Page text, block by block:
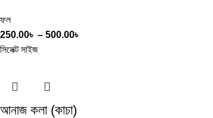
ফল
250.00৳ – 500.00৳
সিলেক্ট সাইজ
আনাজ কলা (কাচা)